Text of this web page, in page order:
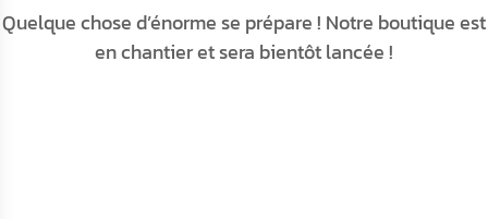
Quelque chose d’énorme se prépare ! Notre boutique est
en chantier et sera bientôt lancée !